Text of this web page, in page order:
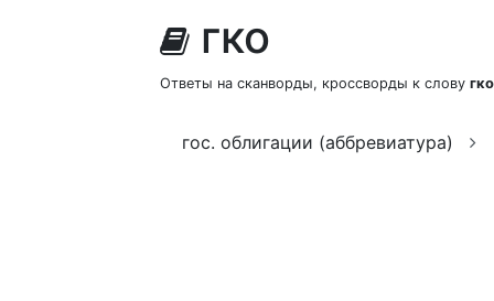
гко
Ответы на сканворды, кроссворды к слову гко
гос. облигации (аббревиатура)